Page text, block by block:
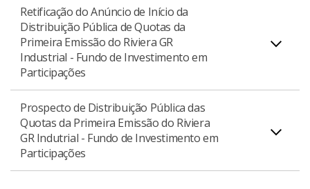
Download do Prospecto Definitivo
Monsanto, totalizando o valor de
R$180.000.000,00 (cento e oitenta milhões de
reais).
Download do Prospecto
Prospecto Preliminar de Oferta Pública
Secundária de Cotas do FUNDO DE
INVESTIMENTO IMOBILIÁRIO – FII PARQUE DOM
PEDRO SHOPPING CENTER, totalizando o valor de
R$100.000.000,00 (cem milhões de reais).
Retificação do Anúncio de Início da
Distribuição Pública de Quotas da
Primeira Emissão do Riviera GR
Industrial - Fundo de Investimento em
Participações
Download da Retificação
Prospecto de Distribuição Pública das
Quotas da Primeira Emissão do Riviera
GR Indutrial - Fundo de Investimento em
Participações